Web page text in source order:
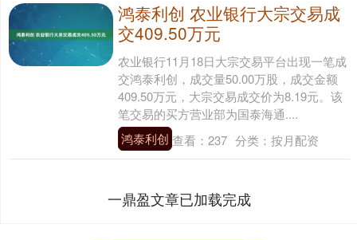
鸿泰利创 农业银行大宗交易成
交409.50万元
农业银行11月18日大宗交易平台出现一笔成
交鸿泰利创，成交量50.00万股，成交金额
409.50万元，大宗交易成交价为8.19元。该
笔交易的买方营业部为国泰海通....
鸿泰利创 查看： 237 分类： 按月配资
一鼎盈文章已加载完成